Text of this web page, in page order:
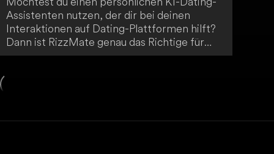
Assistenten nutzen, der dir bei deinen
Interaktionen auf Dating-Plattformen hilft?
Dann ist RizzMate genau das Richtige für
dich! Du kannst Screenshots deiner Chats